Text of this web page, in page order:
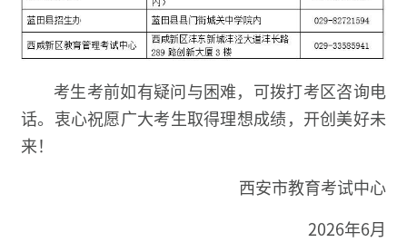
考生考前如有疑问与困难，可拨打考区咨询电
话。衷心祝愿广大考生取得理想成绩，开创美好未
来！
西安市教育考试中心
2026年6月